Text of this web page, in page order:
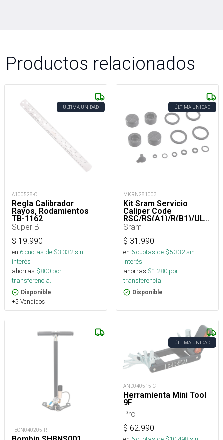
Productos relacionados
ÚLTIMA UNIDAD
A100528-C
Regla Calibrador
Rayos, Rodamientos
TB-1162
Super B
$ 19.990
en 6cuotas de $3.332sin
interés
ahorras $800 por
transferencia.
Disponible
+5 Vendidos
ÚLTIMA UNIDAD
MKRN281003
Kit Sram Servicio
Caliper Code
RSC/RS(A1)/R(B1)/ULT/SIL/BRZ(C1)
Sram
$ 31.990
en 6cuotas de $5.332sin
interés
ahorras $1.280 por
transferencia.
Disponible
TECN040205-R
ÚLTIMA UNIDAD
AND040515-C
Herramienta Mini Tool
9F
Pro
$ 62.990